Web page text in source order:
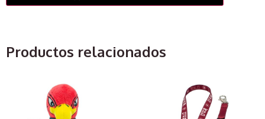
Productos relacionados